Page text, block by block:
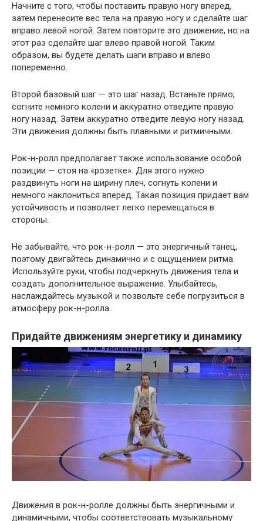
Начните с того, чтобы поставить правую ногу вперед,
затем перенесите вес тела на правую ногу и сделайте шаг
вправо левой ногой. Затем повторите это движение, но на
этот раз сделайте шаг влево правой ногой. Таким
образом, вы будете делать шаги вправо и влево
попеременно.
Второй базовый шаг — это шаг назад. Встаньте прямо,
согните немного колени и аккуратно отведите правую
ногу назад. Затем аккуратно отведите левую ногу назад.
Эти движения должны быть плавными и ритмичными.
Рок-н-ролл предполагает также использование особой
позиции — стоя на «розетке». Для этого нужно
раздвинуть ноги на ширину плеч, согнуть колени и
немного наклониться вперед. Такая позиция придает вам
устойчивость и позволяет легко перемещаться в
стороны.
Не забывайте, что рок-н-ролл — это энергичный танец,
поэтому двигайтесь динамично и с ощущением ритма.
Используйте руки, чтобы подчеркнуть движения тела и
создать дополнительное выражение. Улыбайтесь,
наслаждайтесь музыкой и позвольте себе погрузиться в
атмосферу рок-н-ролла.
Придайте движениям энергетику и динамику
Движения в рок-н-ролле должны быть энергичными и
динамичными, чтобы соответствовать музыкальному